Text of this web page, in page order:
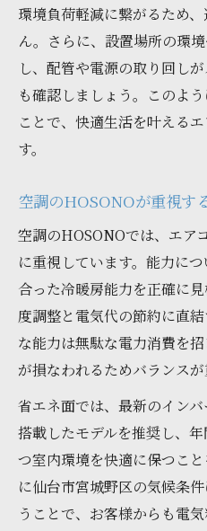
環境負荷軽減に繋がるため
ん。さらに、設置場所の環
し、配管や電源の取り回し
も確認しましょう。このよ
ことで、快適生活を叶える
す。
空調のHOSONOが重視す
空調のHOSONOでは、エア
に重視しています。能力に
合った冷暖房能力を正確に
度調整と電気代の節約に直
な能力は無駄な電力消費を
が損なわれるためバランスが
省エネ面では、最新のイン
搭載したモデルを推奨し、
つ室内環境を快適に保つこ
に仙台市宮城野区の気候条
うことで、お客様からも電